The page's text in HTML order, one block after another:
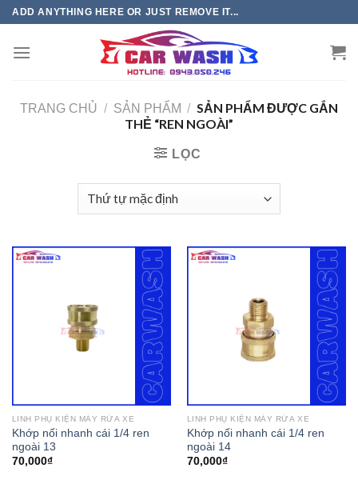
Chuyển
phần
ADD ANYTHING HERE OR JUST REMOVE IT...
TRANG CHỦ / SẢN PHẨM / SẢN PHẨM ĐƯỢC GẮN
THẺ “REN NGOÀI”
LỌC
LINH PHỤ KIỆN MÁY RỬA XE
Khớp nối nhanh cái 1/4 ren
ngoài 13
70,000₫
LINH PHỤ KIỆN MÁY RỬA XE
Khớp nối nhanh cái 1/4 ren
ngoài 14
70,000₫